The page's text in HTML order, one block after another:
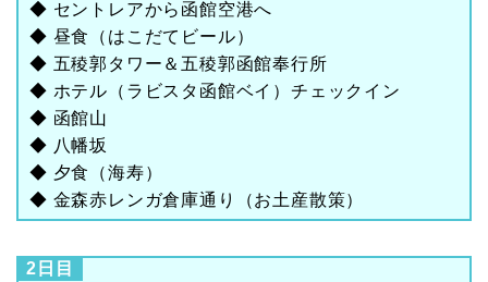
◆ セントレアから函館空港へ
◆ 昼食（はこだてビール）
◆ 五稜郭タワー＆五稜郭函館奉行所
◆ ホテル（ラビスタ函館ベイ）チェックイン
◆ 函館山
◆ 八幡坂
◆ 夕食（海寿）
◆ 金森赤レンガ倉庫通り（お土産散策）
2日目